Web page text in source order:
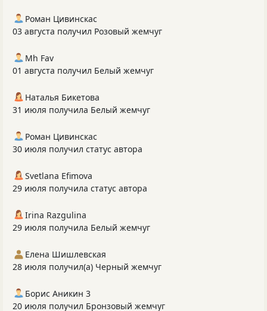
Роман Цивинскас
03 августа получил Розовый жемчуг
Mh Fav
01 августа получил Белый жемчуг
Наталья Бикетова
31 июля получила Белый жемчуг
Роман Цивинскас
30 июля получил статус автора
Svetlana Efimova
29 июля получила статус автора
Irina Razgulina
29 июля получила Белый жемчуг
Елена Шишлевская
28 июля получил(а) Черный жемчуг
Борис Аникин 3
20 июля получил Бронзовый жемчуг